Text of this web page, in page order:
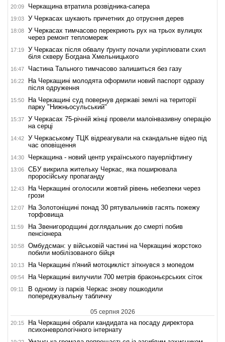
20:09 Черкащина втратила розвідника-сапера
19:03 У Черкасах шукають причетних до отруєння дерев
18:08
У Черкасах тимчасово перекриють рух на трьох вулицях
через ремонт тепломереж
17:19
У Черкасах після обвалу ґрунту почали укріплювати схил
біля скверу Богдана Хмельницького
16:47 Частина Тального тимчасово залишиться без газу
16:22
На Черкащині молодята оформили новий паспорт одразу
після одруження
15:50
На Черкащині суд повернув державі землі на території
парку "Нижньосульський"
15:37
У Черкасах 75-річній жінці провели малоінвазивну операцію
на серці
14:42
У Черкаському ТЦК відреагували на скандальне відео під
час оповіщення
14:30 Черкащина - новий центр українського пауерліфтингу
13:06
СБУ викрила жительку Черкас, яка поширювала
проросійську пропаганду
12:43
На Черкащині оголосили жовтий рівень небезпеки через
грози
12:07
На Золотоніщині понад 30 рятувальників гасять пожежу
торфовища
11:59
На Звенигородщині доглядальник до смерті побив
пенсіонера
10:58
Омбудсман: у військовій частині на Черкащині жорстоко
побили мобілізованого бійця
10:13 На Черкащині п'яний мотоцикліст зіткнувся з мопедом
09:54 На Черкащині вилучили 700 метрів браконьєрських сіток
09:11
В одному із парків Черкас знову пошкодили
попереджувальну табличку
05 серпня 2026
20:15
На Черкащині обрали кандидата на посаду директора
психоневрологічного інтернату